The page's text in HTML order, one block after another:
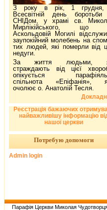
З року в рік, 1
Всесвітній день боротьби
СНІДом, у храмі св.
Мирлікійського, що
Аскольдовій Могилі
заупокійний молебень на
тих людей, які померли від
недуги.
За життя людьми,
страждають від цієї
опікується
спільнота «Епіфанія»,
очолює о. Анатолій Тесля.
Реєстрація бажаючих
найважливішу інформацію
нашої церкви
Потребую допомоги
Admin login
Парафія Церкви Миколая